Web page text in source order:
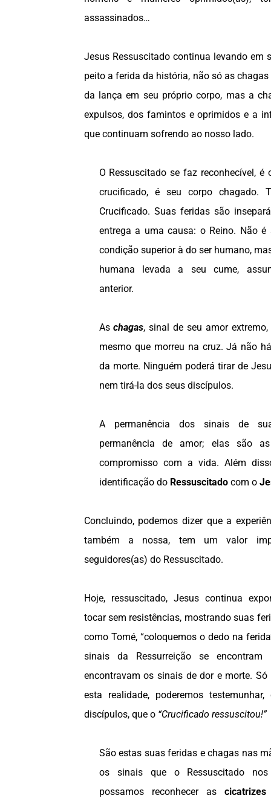
assassinados…
Jesus Ressuscitado continua levando em
peito a ferida da história, não só as
da lança em seu próprio corpo, mas a
expulsos, dos famintos e oprimidos e a
que continuam sofrendo ao nosso lado.
O Ressuscitado se faz reconhecível, é
crucificado, é seu corpo chagado.
Crucificado. Suas feridas são
entrega a uma causa: o Reino. Não
condição superior à do ser humano,
humana levada a seu cume,
anterior.
Aschagas, sinal de seu amor
mesmo que morreu na cruz. Já não
da morte. Ninguém poderá tirar de
nem tirá-la dos seus discípulos.
A permanência dos sinais de
permanência de amor; elas são
compromisso com a vida. Além
identificação do Ressuscitadocom o
Concluindo, podemos dizer que a
também a nossa, tem um valor
seguidores(as) do Ressuscitado.
Hoje, ressuscitado, Jesus continua
tocar sem resistências, mostrando suas
como Tomé, “coloquemos o dedo na
sinais da Ressurreição se
encontravam os sinais de dor e morte.
esta realidade, poderemos
discípulos, que o “Crucificado ressuscitou!”
São estas suas feridas e chagas nas
os sinais que o Ressuscitado
possamos reconhecer as cicatrizes